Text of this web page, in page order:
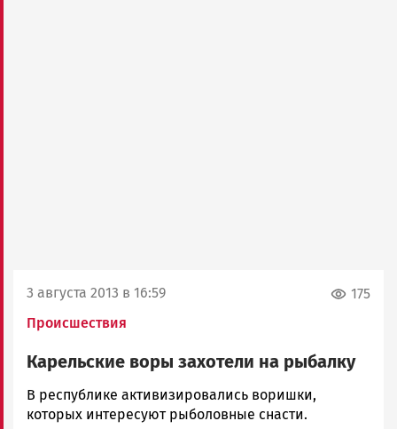
3 августа 2013 в 16:59
Происшествия
175
Карельские воры захотели на рыбалку
admintimur
Новости
В республике активизировались воришки,
которых интересуют рыболовные снасти.